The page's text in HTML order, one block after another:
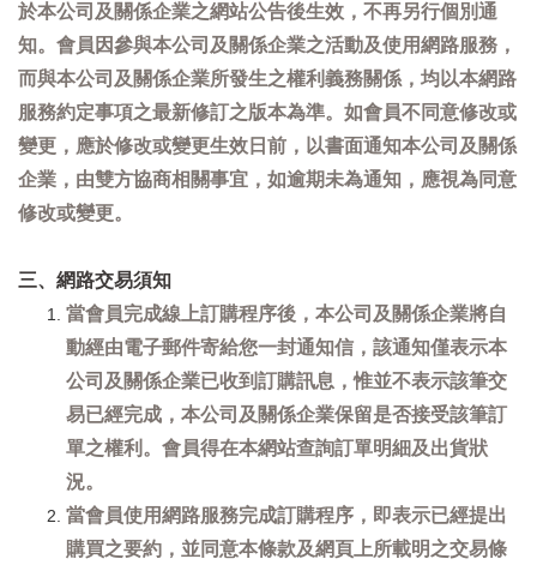
於本公司及關係企業之網站公告後生效，不再另行個別通
知。會員因參與本公司及關係企業之活動及使用網路服務，
而與本公司及關係企業所發生之權利義務關係，均以本網路
服務約定事項之最新修訂之版本為準。如會員不同意修改或
變更，應於修改或變更生效日前，以書面通知本公司及關係
企業，由雙方協商相關事宜，如逾期未為通知，應視為同意
修改或變更。
三、網路交易須知
當會員完成線上訂購程序後，本公司及關係企業將自
動經由電子郵件寄給您一封通知信，該通知僅表示本
公司及關係企業已收到訂購訊息，惟並不表示該筆交
易已經完成，本公司及關係企業保留是否接受該筆訂
單之權利。會員得在本網站查詢訂單明細及出貨狀
況。
當會員使用網路服務完成訂購程序，即表示已經提出
購買之要約，並同意本條款及網頁上所載明之交易條